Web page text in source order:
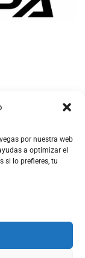
por nuestra web
a optimizar el
si lo prefieres, tu